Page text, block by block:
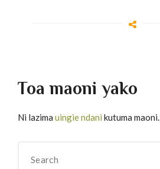
Toa maoni yako
Ni lazima uingie ndani kutuma maoni.